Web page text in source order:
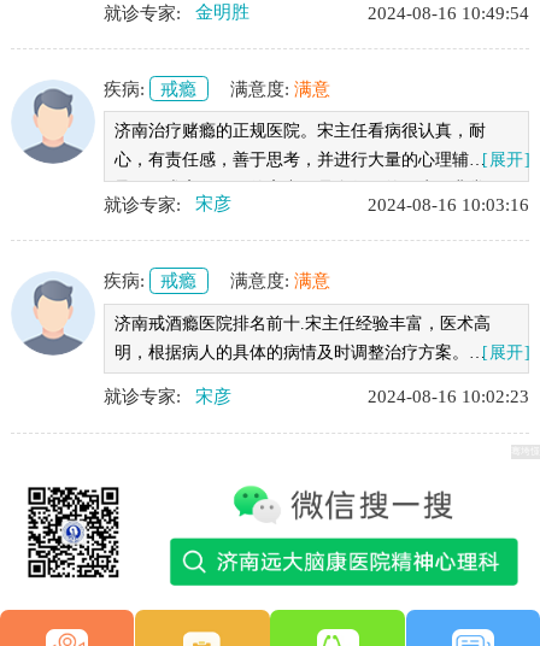
生的治疗
就诊专家: 金明胜 2024-08-16 10:49:54
疾病: 戒瘾 满意度: 满意
济南治疗赌瘾的正规医院。宋主任看病很认真，耐
心，有责任感，善于思考，并进行大量的心理辅
感谢宋主任。
[展开]
就诊专家: 宋彦 2024-08-16 10:03:16
疾病: 戒瘾 满意度: 满意
济南戒酒瘾医院排名前十.宋主任经验丰富，医术高
明，根据病人的具体的病情及时调整治疗方案。治
还帮我安排工作上的事，太感激宋主任了！
[展开]
就诊专家: 宋彦 2024-08-16 10:02:23